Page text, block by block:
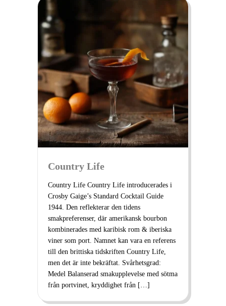
Country Life
Country Life Country Life introducerades i
Crosby Gaige’s Standard Cocktail Guide
1944. Den reflekterar den tidens
smakpreferenser, där amerikansk bourbon
kombinerades med karibisk rom & iberiska
viner som port. Namnet kan vara en referens
till den brittiska tidskriften Country Life,
men det är inte bekräftat. Svårhetsgrad:
Medel Balanserad smakupplevelse med sötma
från portvinet, kryddighet från […]